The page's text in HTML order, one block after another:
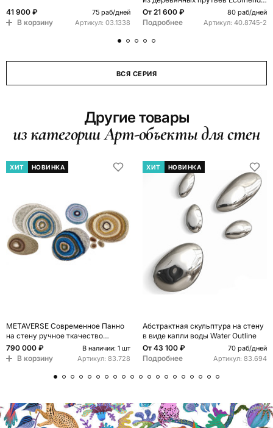
41 900 ₽ 75 раб/дней
В корзину Артикул: 03.1338
Light Source
От 21 600 ₽ 80 раб/дней
Подробнее Артикул: 40.8745-2
ВСЯ СЕРИЯ
Другие товары
из категории Арт-объекты для стен
ХИТ НОВИНКА
METAVERSE Современное Панно
на стену ручное ткачество
Большая композиция из 5 частей
790 000 ₽ В наличии: 1 шт
В корзину Артикул: 83.728
ХИТ НОВИНКА
Абстрактная скульптура на стену
в виде капли воды Water Outline
От 43 100 ₽ 70 раб/дней
Подробнее Артикул: 83.694